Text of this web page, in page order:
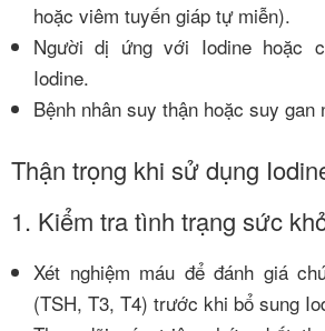
hoặc viêm tuyến giáp tự miễn).
Người dị ứng với Iodine hoặc
Iodine.
Bệnh nhân suy thận hoặc suy gan
Thận trọng khi sử dụng
1. Kiểm tra tình trạng sức
Xét nghiệm máu để đánh giá
(TSH, T3, T4) trước khi bổ sung